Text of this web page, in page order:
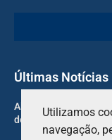
Últimas Notícias
Alex Marquez ainda
de verão da MotoGP
Utilizamos
navegação,